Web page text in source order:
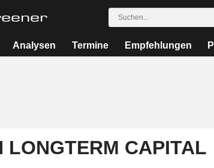
Analysen Termine Empfehlungen
LONGTERM CAPITAL